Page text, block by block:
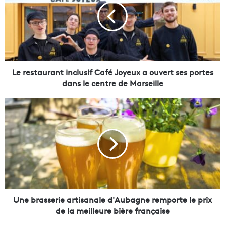
e
u
r
i
n
c
l
u
s
i
f
C
Le restaurant inclusif Café Joyeux a ouvert ses portes
dans le centre de Marseille
U
n
e
b
a
s
s
e
Une brasserie artisanale d'Aubagne remporte le prix
de la meilleure bière française